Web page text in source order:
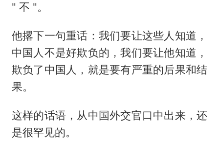
" 不 "。
他撂下一句重话：我们要让这些人知道，
中国人不是好欺负的，我们要让他知道，
欺负了中国人，就是要有严重的后果和结
果。
这样的话语，从中国外交官口中出来，还
是很罕见的。